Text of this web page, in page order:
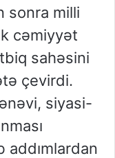
sonra milli
cəmiyyət
sahəsini
çevirdi.
siyasi-
addımlardan